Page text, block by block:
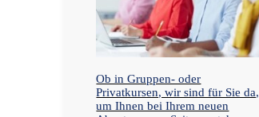
Ob in Gruppen- oder
Privatkursen, wir sind für Sie da,
um Ihnen bei Ihrem neuen